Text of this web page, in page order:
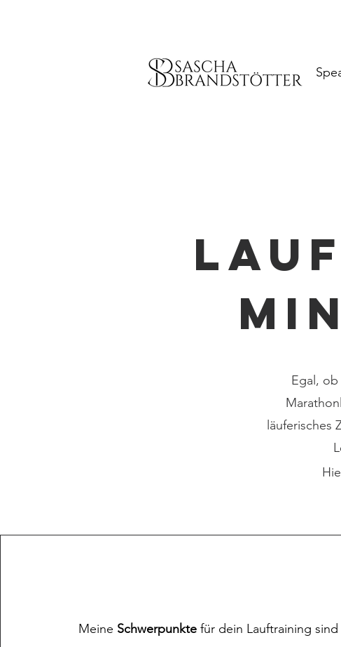
Egal,
läuferisches
Meine Schwerpunkte für dein Lauftraining sind